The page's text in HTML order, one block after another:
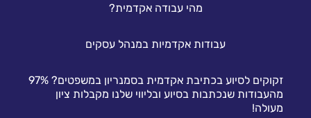
מהי עבודה אקדמית?
עבודות אקדמיות במנהל עסקים
זקוקים לסיוע בכתיבת אקדמית בסמנריון במשפטים? 97%
מהעבודות שנכתבות בסיוע ובליווי שלנו מקבלות ציון
מעולה!